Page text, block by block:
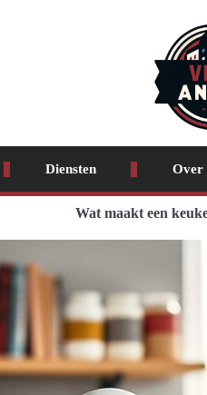
Diensten Over
Wat maakt een